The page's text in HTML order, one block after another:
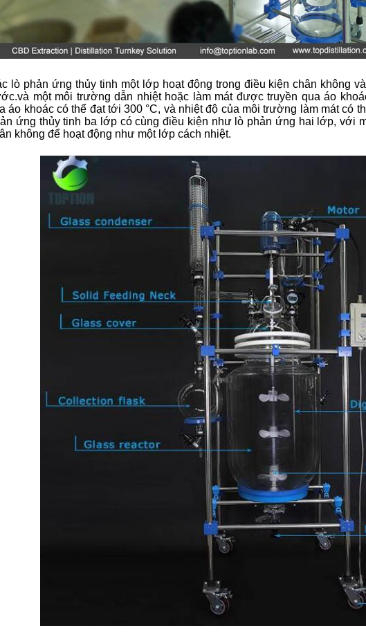
lò phản ứng thủy tinh một lớp hoạt động trong điều kiện chân không
một môi trường dẫn nhiệt hoặc làm mát được truyền qua áo
áo khoác có thể đạt tới 300 °C, và nhiệt độ của môi trường làm mát có
ứng thủy tinh ba lớp có cùng điều kiện như lò phản ứng hai lớp, với
không để hoạt động như một lớp cách nhiệt.